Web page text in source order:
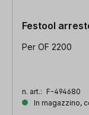
Festool
Per OF 2200
n. art.: F-494680
In magazzino,